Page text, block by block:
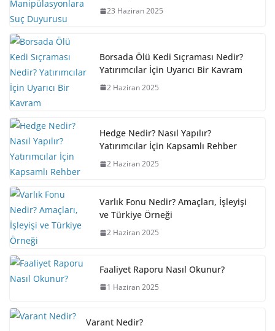
23 Haziran 2025
Borsada Ölü Kedi Sıçraması Nedir?
Yatırımcılar İçin Uyarıcı Bir Kavram
2 Haziran 2025
Hedge Nedir? Nasıl Yapılır?
Yatırımcılar İçin Kapsamlı Rehber
2 Haziran 2025
Varlık Fonu Nedir? Amaçları, İşleyişi
ve Türkiye Örneği
2 Haziran 2025
Faaliyet Raporu Nasıl Okunur?
1 Haziran 2025
Varant Nedir?